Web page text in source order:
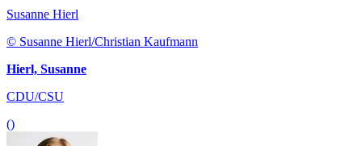
Susanne Hierl
© Susanne Hierl/Christian Kaufmann
Hierl, Susanne
CDU/CSU
()